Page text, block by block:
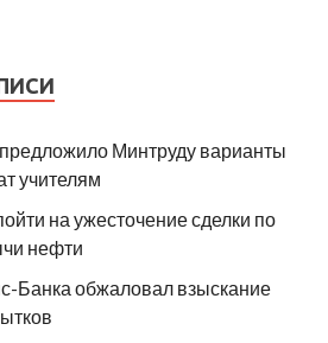
Минтруду варианты
учителям
на ужесточение сделки по
нефти
Банка обжаловал взыскание